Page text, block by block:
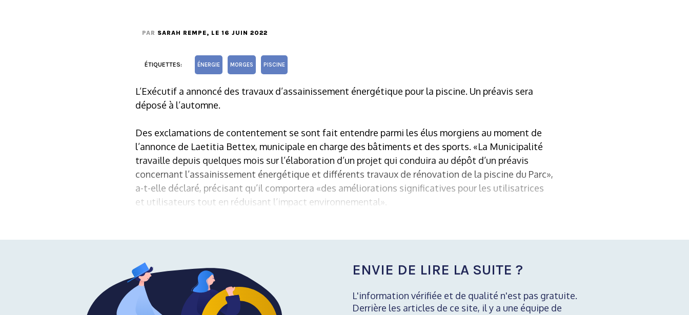
PAR SARAH REMPE, LE 16 JUIN 2022
ÉTIQUETTES: ÉNERGIE MORGES PISCINE
L’Exécutif a annoncé des travaux d’assainissement énergétique pour la piscine. Un préavis sera
déposé à l’automne.
Des exclamations de contentement se sont fait entendre parmi les élus morgiens au moment de
l’annonce de Laetitia Bettex, municipale en charge des bâtiments et des sports. «La Municipalité
travaille depuis quelques mois sur l’élaboration d’un projet qui conduira au dépôt d’un préavis
concernant l’assainissement énergétique et différents travaux de rénovation de la piscine du Parc»,
a-t-elle déclaré, précisant qu’il comportera «des améliorations significatives pour les utilisatrices
et utilisateurs tout en réduisant l’impact environnemental».
ENVIE DE LIRE LA SUITE ?
L'information vérifiée et de qualité n'est pas gratuite.
Derrière les articles de ce site, il y a une équipe de